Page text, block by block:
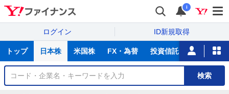
i
ログイン ID新規取得
サ
トップ 日本株 米国株 FX・為替 投資信託 ニュース
銘
検索